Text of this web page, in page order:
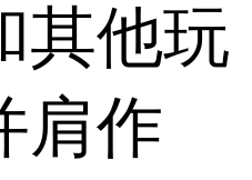
其他玩
肩作